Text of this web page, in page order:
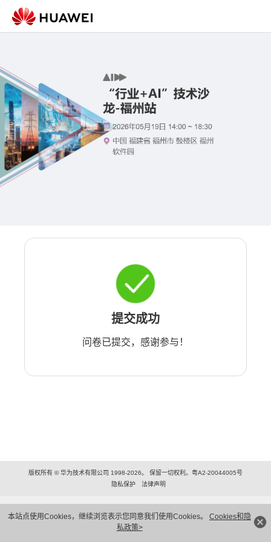
本站点使用Cookies，继续浏览表示您同意我们使用Cookies。 Cookies和隐
私政策>
提交成功
问卷已提交，感谢参与！
版权所有 © 华为技术有限公司 1998-2026。 保留一切权利。粤A2-20044005号
隐私保护
法律声明